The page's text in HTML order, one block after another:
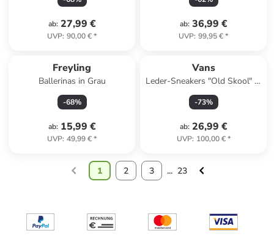
ab: 27,99 €
UVP: 90,00 €*
ab: 36,99 €
UVP: 99,95 €*
Freyling
Ballerinas in Grau
-68%
ab: 15,99 €
UVP: 49,99 €*
Vans
Leder-Sneakers "Old Skool" in
Beige
-73%
ab: 26,99 €
UVP: 100,00 €*
1 2 3 ... 23